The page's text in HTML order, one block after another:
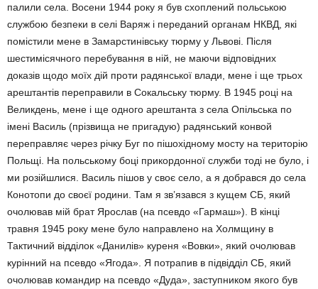
палили села. Восени 1944 року я був схоплений польською
службою безпеки в селі Варяж і переданий органам НКВД, які
помістили мене в Замарстинівську тюрму у Львові. Після
шестимісячного перебування в ній, не маючи відповідних
доказів щодо моїх дій проти радянської влади, мене і ще трьох
арештантів переправили в Сокальську тюрму. В 1945 році на
Великдень, мене і ще одного арештанта з села Опільська по
імені Василь (прізвища не пригадую) радянський конвой
переправляє через річку Буг по пішохідному мосту на територію
Польщі. На польському боці прикордонної служби тоді не було, і
ми розійшлися. Василь пішов у своє село, а я добрався до села
Конотопи до своєї родини. Там я зв’язався з кущем СБ, який
очолював мій брат Ярослав (на псевдо «Гармаш»). В кінці
травня 1945 року мене було направлено на Холмщину в
Тактичний відділок «Данилів» куреня «Вовки», який очолював
курінний на псевдо «Ягода». Я потрапив в підвідділ СБ, який
очолював командир на псевдо «Дуда», заступником якого був